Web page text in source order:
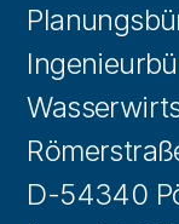
D-54340